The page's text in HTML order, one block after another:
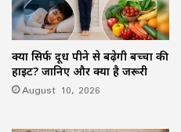
क्या सिर्फ दूध पीने से बढ़ेगी बच्चों की
हाइट? जानिए और क्या है जरूरी
August 10, 2026